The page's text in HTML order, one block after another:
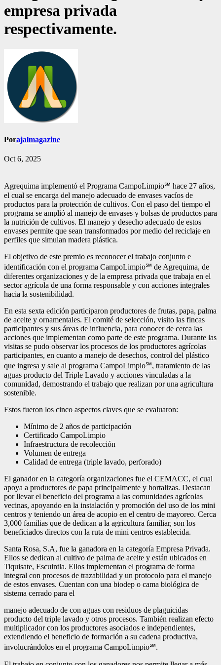
empresa privada
respectivamente.
Porajalmagazine
Oct 6, 2025
Agrequima implementó el Programa CampoLimpio℠ hace 27 años,
el cual se encarga del manejo adecuado de envases vacíos de
productos para la protección de cultivos. Con el paso del tiempo el
programa se amplió al manejo de envases y bolsas de productos para
la nutrición de cultivos. El manejo y desecho adecuado de estos
envases permite que sean transformados por medio del reciclaje en
perfiles que simulan madera plástica.
El objetivo de este premio es reconocer el trabajo conjunto e
identificación con el programa CampoLimpio℠ de Agrequima, de
diferentes organizaciones y de la empresa privada que trabaja en el
sector agrícola de una forma responsable y con acciones integrales
hacia la sostenibilidad.
En esta sexta edición participaron productores de frutas, papa, palma
de aceite y ornamentales. El comité de selección, visito las fincas
participantes y sus áreas de influencia, para conocer de cerca las
acciones que implementan como parte de este programa. Durante las
visitas se pudo observar los procesos de los productores agrícolas
participantes, en cuanto a manejo de desechos, control del plástico
que ingresa y sale al programa CampoLimpio℠, tratamiento de las
aguas producto del Triple Lavado y acciones vinculadas a la
comunidad, demostrando el trabajo que realizan por una agricultura
sostenible.
Estos fueron los cinco aspectos claves que se evaluaron:
Mínimo de 2 años de participación
Certificado CampoLimpio
Infraestructura de recolección
Volumen de entrega
Calidad de entrega (triple lavado, perforado)
El ganador en la categoría organizaciones fue el CEMACC, el cual
apoya a productores de papa principalmente y hortalizas. Destacan
por llevar el beneficio del programa a las comunidades agrícolas
vecinas, apoyando en la instalación y promoción del uso de los mini
centros y teniendo un área de acopio en el centro de mayoreo. Cerca
3,000 familias que de dedican a la agricultura familiar, son los
beneficiados directos con la ruta de mini centros establecida.
Santa Rosa, S.A, fue la ganadora en la categoría Empresa Privada.
Ellos se dedican al cultivo de palma de aceite y están ubicados en
Tiquisate, Escuintla. Ellos implementan el programa de forma
integral con procesos de trazabilidad y un protocolo para el manejo
de estos envases. Cuentan con una biodep o cama biológica de
sistema cerrado para el
manejo adecuado de con aguas con residuos de plaguicidas
producto del triple lavado y otros procesos. También realizan efecto
multiplicador con los productores asociados e independientes,
extendiendo el beneficio de formación a su cadena productiva,
involucrándolos en el programa CampoLimpio℠.